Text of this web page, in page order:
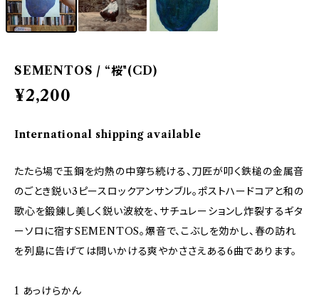
SEMENTOS / “桜"(CD)
¥2,200
International shipping available
たたら場で玉鋼を灼熱の中穿ち続ける、刀匠が叩く鉄槌の金属音
のごとき鋭い3ピースロックアンサンブル。ポストハードコアと和の
歌心を鍛錬し美しく鋭い波紋を、サチュレーションし炸裂するギタ
ーソロに宿すSEMENTOS。爆音で、こぶしを効かし、春の訪れ
を列島に告げては問いかける爽やかささえある6曲であります。
1 あっけらかん